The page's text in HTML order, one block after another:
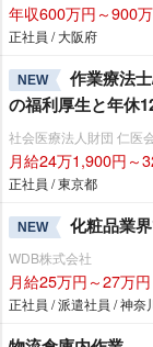
年収600万円～900
正社員 / 大阪府
NEW
作業療法
の福利厚生と年休
社会医療法人財団 仁医
月給24万1,900円～
正社員 / 東京都
NEW 化粧品業
WDB株式会社
月給25万円～27万円
正社員 / 派遣社員 / 神奈